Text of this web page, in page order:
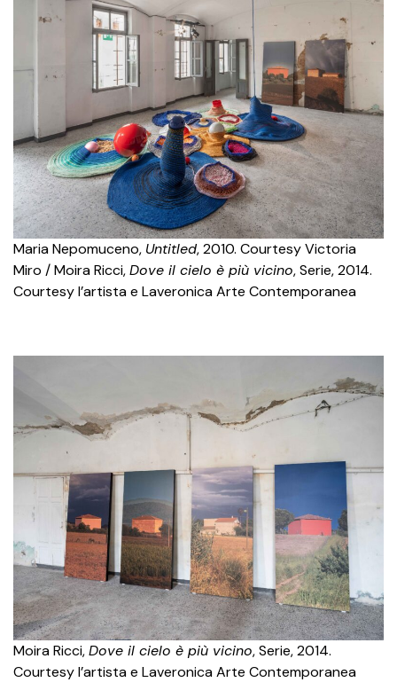
Maria Nepomuceno, Untitled, 2010. Courtesy Victoria
Miro / Moira Ricci,Dove il cielo è più vicino, Serie, 2014.
Courtesy l’artista e Laveronica Arte Contemporanea
Moira Ricci,Dove il cielo è più vicino, Serie, 2014.
Courtesy l’artista e Laveronica Arte Contemporanea